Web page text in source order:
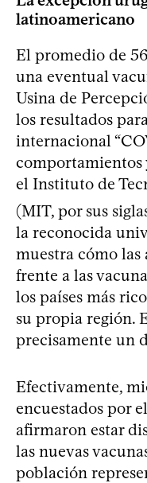
latinoamericano
El promedio de
una eventual
Usina de
los resultados
internacional
comportamientos
el Instituto de
(MIT, por sus
la reconocida
muestra cómo
frente a las
los países más
su propia región.
precisamente un
Efectivamente,
encuestados por
afirmaron estar
las nuevas
población